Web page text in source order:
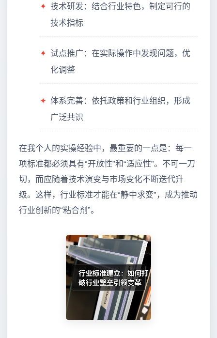
✦ 技术研发：结合行业特色，制定可行的
技术指标
✦ 试点推广：在实际操作中发现问题，优
化调整
✦ 体系完善：依托政策和行业组织，形成
广泛共识
在我个人的实操经验中，最重要的一点是：每一
项标准都必须具有“开放性”和“适应性”。不可一刀
切，而应随着技术演变与市场变化不断迭代升
级。这样，行业标准才能在“静中求变”，成为推动
行业创新的“粘合剂”。